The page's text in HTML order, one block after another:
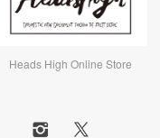
Heads High Online Store